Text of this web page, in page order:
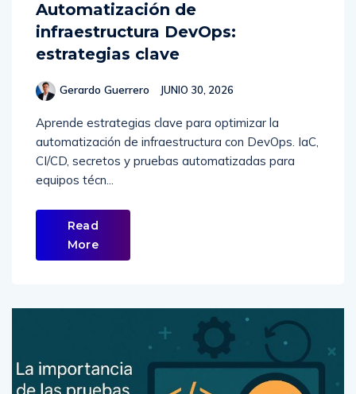
Automatización de
infraestructura DevOps:
estrategias clave
Gerardo Guerrero JUNIO 30, 2026
Aprende estrategias clave para optimizar la
automatización de infraestructura con DevOps. IaC,
CI/CD, secretos y pruebas automatizadas para
equipos técn...
Read
More